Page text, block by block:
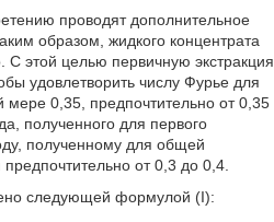
проводят дополнительное
образом, жидкого концентрата
С этой целью первичную экстракция
удовлетворить числу Фурье для
0,35, предпочтительно от 0,35
полученного для первого
полученному для общей
от 0,3 до 0,4.
следующей формулой (I):